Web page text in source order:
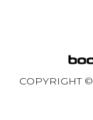
COPYRIGHT ©